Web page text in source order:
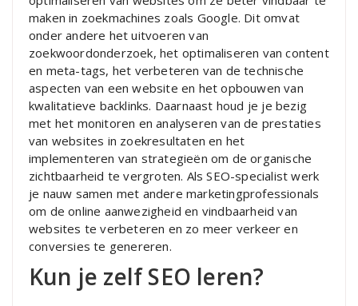
maken in zoekmachines zoals Google. Dit omvat
onder andere het uitvoeren van
zoekwoordonderzoek, het optimaliseren van content
en meta-tags, het verbeteren van de technische
aspecten van een website en het opbouwen van
kwalitatieve backlinks. Daarnaast houd je je bezig
met het monitoren en analyseren van de prestaties
van websites in zoekresultaten en het
implementeren van strategieën om de organische
zichtbaarheid te vergroten. Als SEO-specialist werk
je nauw samen met andere marketingprofessionals
om de online aanwezigheid en vindbaarheid van
websites te verbeteren en zo meer verkeer en
conversies te genereren.
Kun je zelf SEO leren?